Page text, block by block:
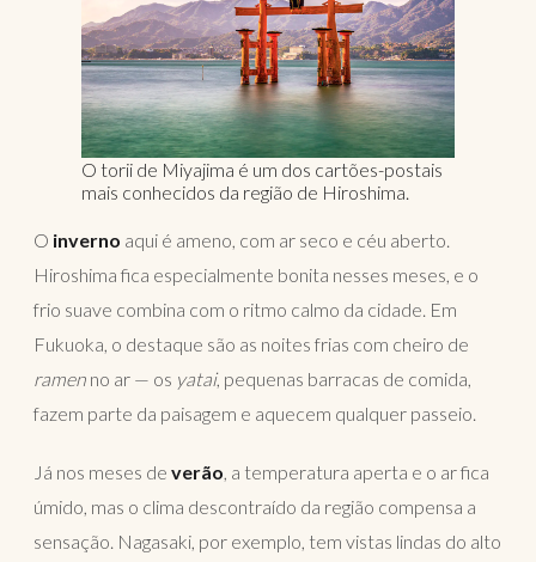
O torii de Miyajima é um dos cartões-postais
mais conhecidos da região de Hiroshima.
O inverno aqui é ameno, com ar seco e céu aberto.
Hiroshima fica especialmente bonita nesses meses, e o
frio suave combina com o ritmo calmo da cidade. Em
Fukuoka, o destaque são as noites frias com cheiro de
ramen no ar — os yatai, pequenas barracas de comida,
fazem parte da paisagem e aquecem qualquer passeio.
Já nos meses de verão, a temperatura aperta e o ar fica
úmido, mas o clima descontraído da região compensa a
sensação. Nagasaki, por exemplo, tem vistas lindas do alto